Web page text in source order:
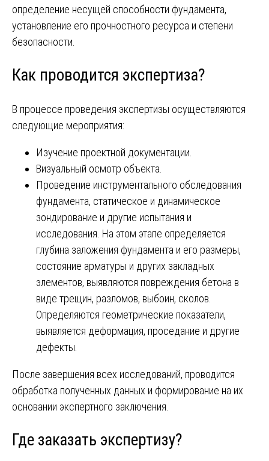
определение несущей способности фундамента,
установление его прочностного ресурса и степени
безопасности.
Как проводится экспертиза?
В процессе проведения экспертизы осуществляются
следующие мероприятия:
Изучение проектной документации.
Визуальный осмотр объекта.
Проведение инструментального обследования
фундамента, статическое и динамическое
зондирование и другие испытания и
исследования. На этом этапе определяется
глубина заложения фундамента и его размеры,
состояние арматуры и других закладных
элементов, выявляются повреждения бетона в
виде трещин, разломов, выбоин, сколов.
Определяются геометрические показатели,
выявляется деформация, проседание и другие
дефекты.
После завершения всех исследований, проводится
обработка полученных данных и формирование на их
основании экспертного заключения.
Где заказать экспертизу?